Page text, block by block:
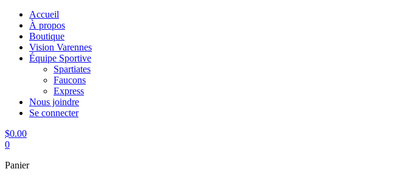
Accueil
À propos
Boutique
Vision Varennes
Équipe Sportive
Spartiates
Faucons
Express
Nous joindre
Se connecter
$0.00
0
Panier